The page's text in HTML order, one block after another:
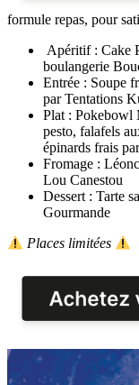
formule repas, pour
Apéritif : Cake
boulangerie
Entrée : Soupe
par Tentations
Plat : Pokebowl
pesto, falafels
épinards frais
Fromage :
Lou Canestou
Dessert : Tarte
Gourmande
Places limitées